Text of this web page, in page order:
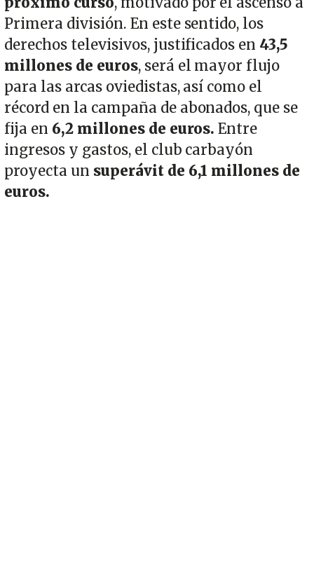
Primera división. En este sentido, los
derechos televisivos, justificados en 43,5
millones de euros, será el mayor flujo
para las arcas oviedistas, así como el
récord en la campaña de abonados, que se
fija en 6,2 millones de euros.Entre
ingresos y gastos, el club carbayón
proyecta un superávit de 6,1 millones de
euros.